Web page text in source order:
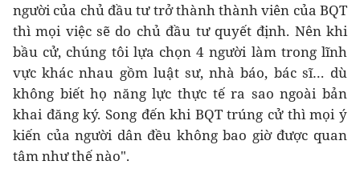
người của chủ đầu tư trở thành thành viên của BQT
thì mọi việc sẽ do chủ đầu tư quyết định. Nên khi
bầu cử, chúng tôi lựa chọn 4 người làm trong lĩnh
vực khác nhau gồm luật sư, nhà báo, bác sĩ… dù
không biết họ năng lực thực tế ra sao ngoài bản
khai đăng ký. Song đến khi BQT trúng cử thì mọi ý
kiến của người dân đều không bao giờ được quan
tâm như thế nào".